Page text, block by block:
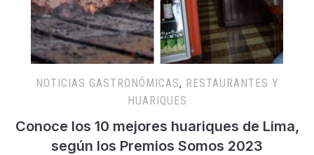
NOTICIAS GASTRONÓMICAS, RESTAURANTES Y
HUARIQUES
Conoce los 10 mejores huariques de Lima,
según los Premios Somos 2023